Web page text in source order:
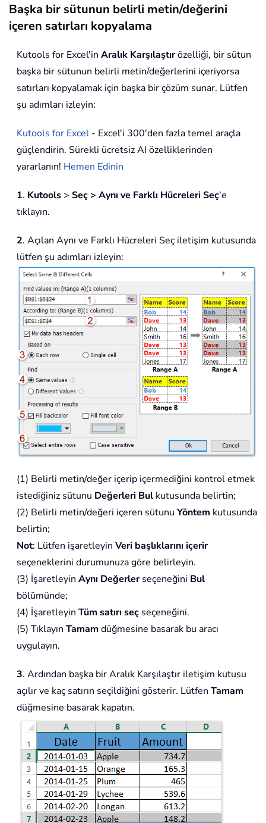
Başka bir sütunun belirli metin/değerini
içeren satırları kopyalama
Kutools for Excel'in Aralık Karşılaştırözelliği, bir sütun
başka bir sütunun belirli metin/değerlerini içeriyorsa
satırları kopyalamak için başka bir çözüm sunar. Lütfen
şu adımları izleyin:
Kutools for Excel - Excel'i 300'den fazla temel araçla
güçlendirin. Sürekli ücretsiz AI özelliklerinden
yararlanın! Hemen Edinin
1. Kutools > Seç > Aynı ve Farklı Hücreleri Seç'e
tıklayın.
2. Açılan Aynı ve Farklı Hücreleri Seç iletişim kutusunda
lütfen şu adımları izleyin:
(1) Belirli metin/değer içerip içermediğini kontrol etmek
istediğiniz sütunu Değerleri Bul kutusunda belirtin;
(2) Belirli metin/değeri içeren sütunu Yöntem kutusunda
belirtin;
Not: Lütfen işaretleyin Veri başlıklarını içerir
seçeneklerini durumunuza göre belirleyin.
(3) İşaretleyin Aynı Değerlerseçeneğini Bul
bölümünde;
(4) İşaretleyin Tüm satırı seç seçeneğini.
(5) Tıklayın Tamam düğmesine basarak bu aracı
uygulayın.
3. Ardından başka bir Aralık Karşılaştır iletişim kutusu
açılır ve kaç satırın seçildiğini gösterir. Lütfen Tamam
düğmesine basarak kapatın.